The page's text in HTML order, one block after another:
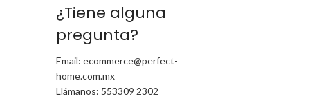
¿Tiene alguna
pregunta?
Email: ecommerce@perfect-
home.com.mx
Llámanos: 553309 2302